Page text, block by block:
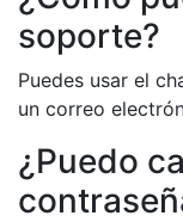
soporte?
Puedes usar el
un correo
¿Puedo